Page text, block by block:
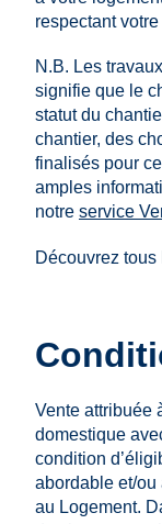
respectant
N.B. Les
signifie que le
statut du
chantier, des
finalisés pour
amples
notre service
Découvrez
Vente attribuée
domestique
condition
abordable et/ou
au Logement.